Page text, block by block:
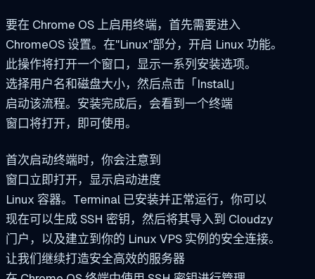
要在 Chrome OS 上启用终端，首先需要进入
ChromeOS 设置。在"Linux"部分，开启 Linux 功能。
此操作将打开一个窗口，显示一系列安装选项。
选择用户名和磁盘大小，然后点击「Install」
启动该流程。安装完成后，会看到一个终端
窗口将打开，即可使用。
首次启动终端时，你会注意到
窗口立即打开，显示启动进度
Linux 容器。Terminal 已安装并正常运行，你可以
现在可以生成 SSH 密钥，然后将其导入到 Cloudzy
门户，以及建立到你的 Linux VPS 实例的安全连接。
让我们继续打造安全高效的服务器